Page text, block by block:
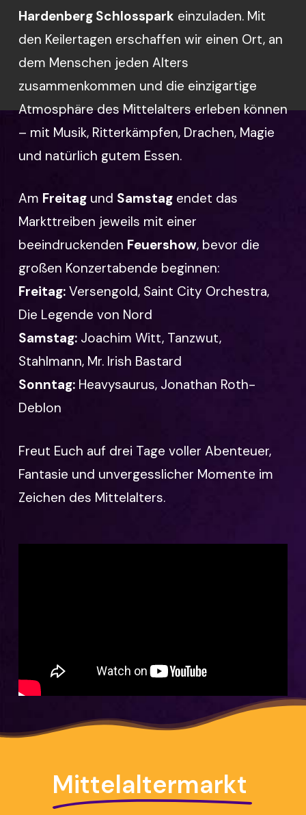
Hardenberg Schlosspark einzuladen. Mit
den Keilertagen erschaffen wir einen Ort, an
dem Menschen jeden Alters
zusammenkommen und die einzigartige
Atmosphäre des Mittelalters erleben können
– mit Musik, Ritterkämpfen, Drachen, Magie
und natürlich gutem Essen.
Am Freitagund Samstagendet das
Markttreiben jeweils mit einer
beeindruckenden Feuershow, bevor die
großen Konzertabende beginnen:
Freitag:Versengold, Saint City Orchestra,
Die Legende von Nord
Samstag:Joachim Witt, Tanzwut,
Stahlmann, Mr. Irish Bastard
Sonntag:Heavysaurus, Jonathan Roth-
Deblon
Freut Euch auf drei Tage voller Abenteuer,
Fantasie und unvergesslicher Momente im
Zeichen des Mittelalters.
Mittelaltermarkt